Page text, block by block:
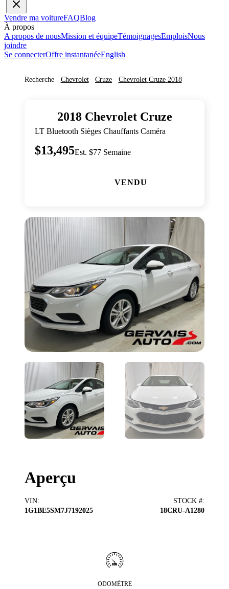
Vendre ma voitureFAQBlog
À propos
A propos de nousMission et équipeTémoignagesEmploisNous
joindre
Se connecterOffre instantanéeEnglish
Recherche Chevrolet Cruze Chevrolet Cruze 2018
2018 Chevrolet Cruze
LT Bluetooth Sièges Chauffants Caméra
$13,495Est. $77 Semaine
VENDU
Aperçu
VIN:
1G1BE5SM7J7192025
STOCK #:
18CRU-A1280
ODOMÈTRE